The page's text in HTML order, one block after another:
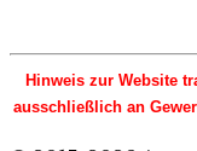
Hinweis zur Website
ausschließlich an